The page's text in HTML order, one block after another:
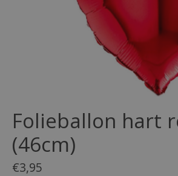
Folieballon hart
(46cm)
€3,95